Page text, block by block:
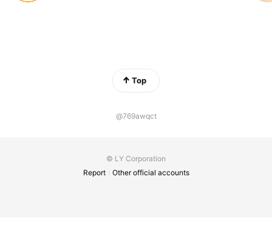
Top
@769awqct
© LY Corporation
Report
Other official accounts